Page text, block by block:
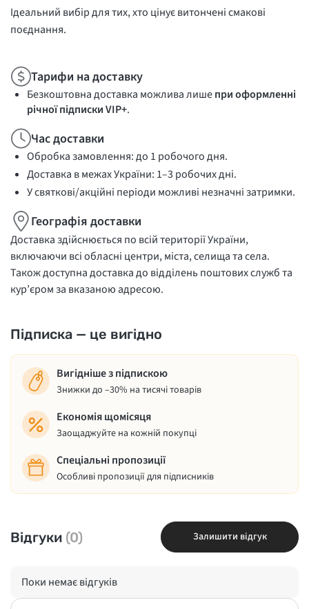
Ідеальний вибір для тих, хто цінує витончені смакові
поєднання.
Тарифи на доставку
Безкоштовна доставка можлива лишепри оформленні
річної підписки VIP+.
Час доставки
Обробка замовлення: до 1 робочого дня.
Доставка в межах України: 1–3 робочих дні.
У святкові/акційні періоди можливі незначні затримки.
Географія доставки
Доставка здійснюється по всій території України,
включаючи всі обласні центри, міста, селища та села.
Також доступна доставка до відділень поштових служб та
кур’єром за вказаною адресою.
Підписка — це вигідно
Вигідніше з підпискою
Знижки до –30% на тисячі товарів
Економія щомісяця
Заощаджуйте на кожній покупці
Спеціальні пропозиції
Особливі пропозиції для підписників
Відгуки (0) Залишити відгук
Поки немає відгуків